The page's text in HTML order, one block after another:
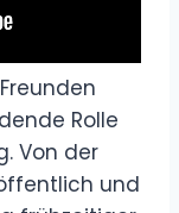
Rolle
Von der
und